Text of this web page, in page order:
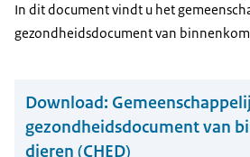
In dit document vindt u het
gezondheidsdocument van
Download:
gezondheidsdocument van
dieren (CHED)